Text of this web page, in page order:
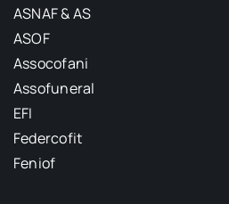
ASNAF & AS
ASOF
Assocofani
Assofuneral
EFI
Federcofit
Feniof